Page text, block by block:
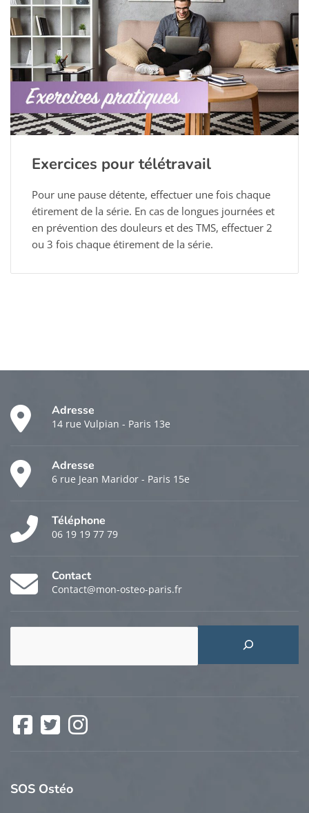
Exercices pour télétravail
Pour une pause détente, effectuer une fois chaque
étirement de la série. En cas de longues journées et
en prévention des douleurs et des TMS, effectuer 2
ou 3 fois chaque étirement de la série.
Adresse
14 rue Vulpian - Paris 13e
Adresse
6 rue Jean Maridor - Paris 15e
Téléphone
06 19 19 77 79
Contact
Contact@mon-osteo-paris.fr
Facebook
SOS Ostéo